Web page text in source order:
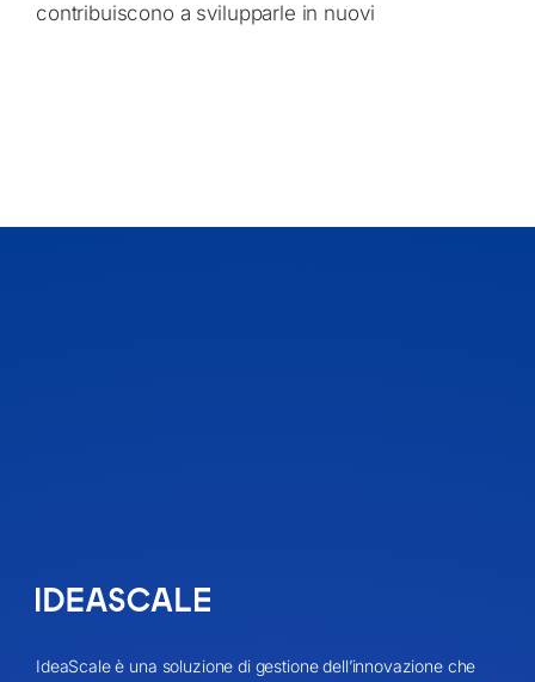
contribuiscono a svilupparle in nuovi
IdeaScale è una soluzione di gestione dell’innovazione che